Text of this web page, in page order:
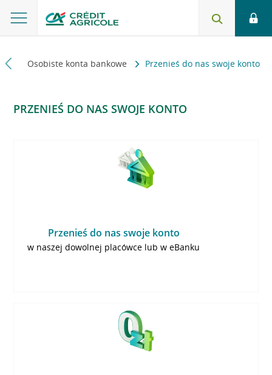
Osobiste konta bankowe Przenieś do nas swoje konto
PRZENIEŚ DO NAS SWOJE KONTO
Przenieś do nas swoje konto
w naszej dowolnej placówce lub w eBanku